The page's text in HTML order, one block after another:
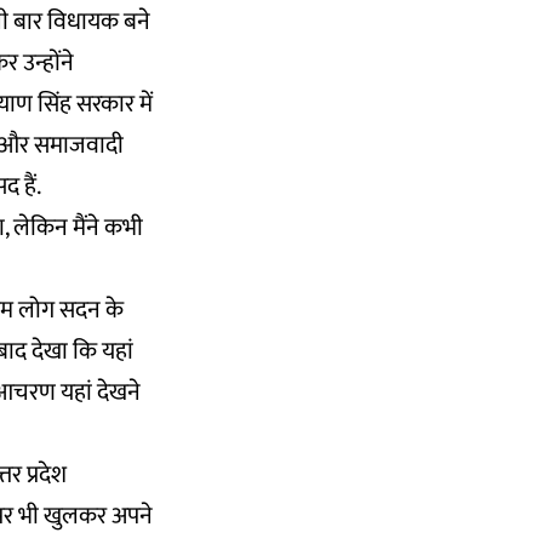
विधायक बने
उन्होंने
सिंह सरकार में
समाजवादी
हैं.
लेकिन मैंने कभी
लोग सदन के
देखा कि यहां
यहां देखने
प्रदेश
पर भी खुलकर अपने